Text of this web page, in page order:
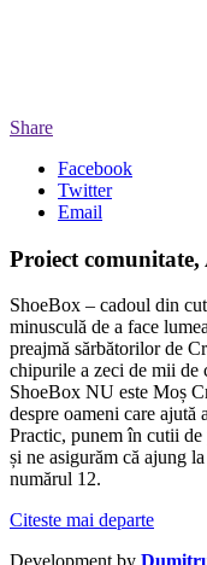
Share
Facebook
Twitter
Email
Proiect
ShoeBox – cadoul din
minusculă de a face
preajmă sărbătorilor de
chipurile a zeci de mii de
ShoeBox NU este Moș
despre oameni care ajută
Practic, punem în cutii
și ne asigurăm că ajung
numărul 12.
Citeste mai departe